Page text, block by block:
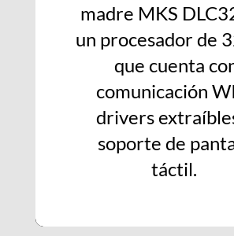
madre MKS
un procesador de
que cuenta
comunicación
drivers
soporte de
táctil.